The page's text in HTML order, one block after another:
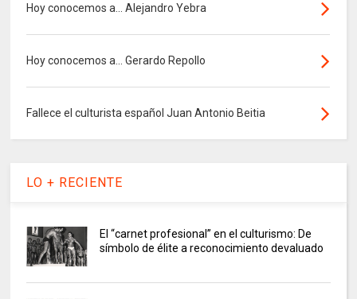
Hoy conocemos a... Alejandro Yebra
Hoy conocemos a... Gerardo Repollo
Fallece el culturista español Juan Antonio Beitia
LO + RECIENTE
El “carnet profesional” en el culturismo: De
símbolo de élite a reconocimiento devaluado